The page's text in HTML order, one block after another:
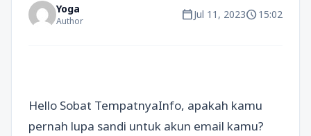
Yoga
Author calendar_todayJul 11, 2023schedule15:02
Hello Sobat TempatnyaInfo, apakah kamu
pernah lupa sandi untuk akun email kamu?